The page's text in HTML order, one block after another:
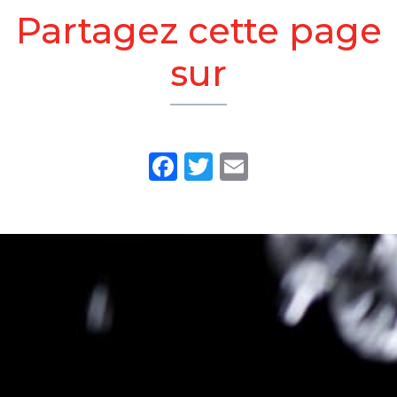
Partagez cette page
sur
Facebook
Twitter